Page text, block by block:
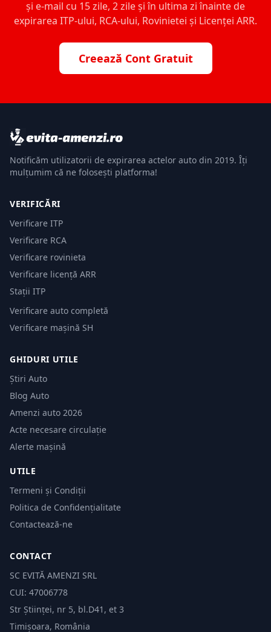
și e-mail cu 15 zile, 2 zile și în ultima zi înainte de
expirarea ITP-ului, RCA-ului, Rovinietei și Licenței ARR.
Creează Cont Gratuit
Notificăm utilizatorii de expirarea actelor auto din 2019. Îți
mulțumim că ne folosești platforma!
VERIFICĂRI
Verificare ITP
Verificare RCA
Verificare rovinieta
Verificare licență ARR
Stații ITP
Verificare auto completă
Verificare mașină SH
GHIDURI UTILE
Știri Auto
Blog Auto
Amenzi auto 2026
Acte necesare circulație
Alerte mașină
UTILE
Termeni și Condiții
Politica de Confidențialitate
Contactează-ne
CONTACT
SC EVITĂ AMENZI SRL
CUI: 47006778
Str Științei, nr 5, bl.D41, et 3
Timișoara, România